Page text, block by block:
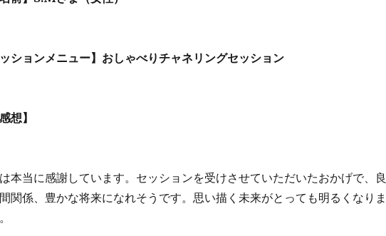
ッションメニュー】おしゃべりチャネリングセッション
想】
本当に感謝しています。セッションを受けさせていただいたおかげで、良
関係、豊かな将来になれそうです。思い描く未来がとっても明るくなりま